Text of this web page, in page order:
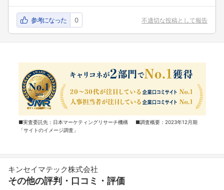
参考になった 0 不適切な投稿として報告
■実査委託先：日本マーケティングリサーチ機構 ■調査概要：2023年12月期
「サイトのイメージ調査」
キンセイマテック株式会社
その他の評判・口コミ・評価